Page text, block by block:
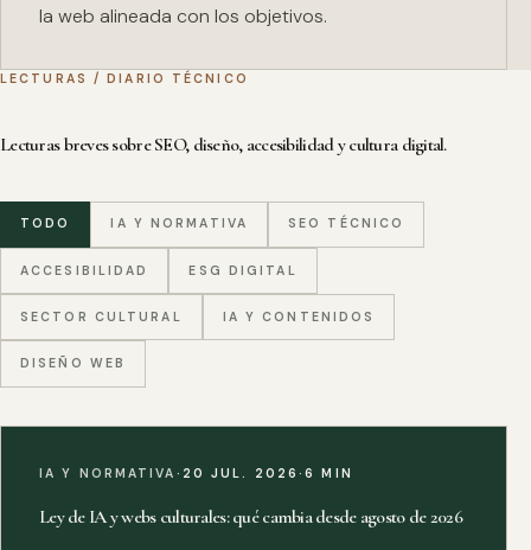
la web alineada con los objetivos.
LECTURAS / DIARIO TÉCNICO
Lecturas breves sobre SEO, diseño, accesibilidad y cultura digital.
TODO IA Y NORMATIVA SEO TÉCNICO
ACCESIBILIDAD ESG DIGITAL
SECTOR CULTURAL IA Y CONTENIDOS
DISEÑO WEB
IA Y NORMATIVA · 20 JUL. 2026·6 MIN
Ley de IA y webs culturales: qué cambia desde agosto de 2026